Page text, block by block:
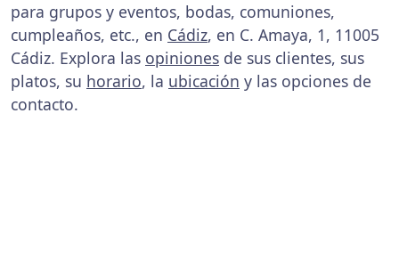
para grupos y eventos, bodas, comuniones,
cumpleaños, etc., en Cádiz, en C. Amaya, 1, 11005
Cádiz. Explora las opiniones de sus clientes, sus
platos, su horario, la ubicación y las opciones de
contacto.